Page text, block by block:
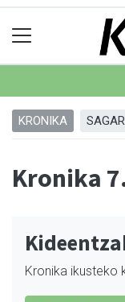
KRONIKA
Kronika
Kronika ikusteko